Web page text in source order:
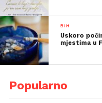
BIH
Uskoro
mjestima u
Popularno